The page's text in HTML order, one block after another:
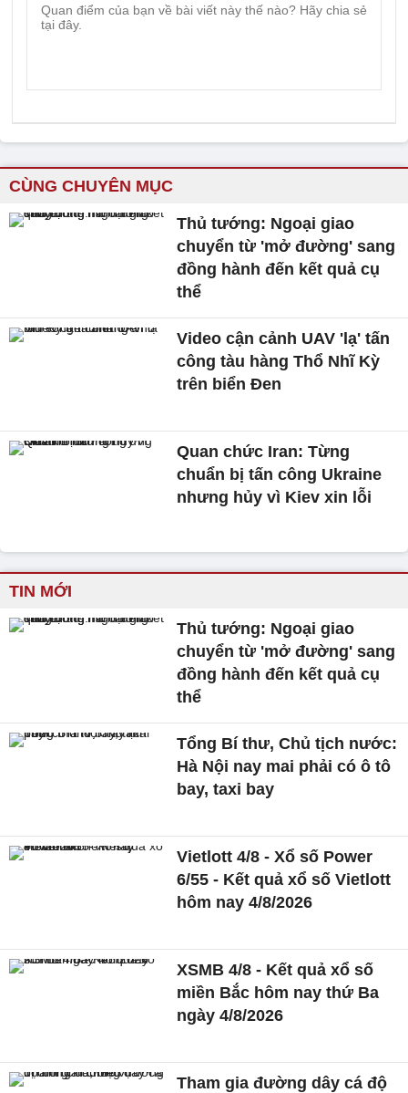
CÙNG CHUYÊN MỤC
Thủ tướng: Ngoại giao
chuyển từ 'mở đường' sang
đồng hành đến kết quả cụ
thể
Video cận cảnh UAV 'lạ' tấn
công tàu hàng Thổ Nhĩ Kỳ
trên biển Đen
Quan chức Iran: Từng
chuẩn bị tấn công Ukraine
nhưng hủy vì Kiev xin lỗi
TIN MỚI
Thủ tướng: Ngoại giao
chuyển từ 'mở đường' sang
đồng hành đến kết quả cụ
thể
Tổng Bí thư, Chủ tịch nước:
Hà Nội nay mai phải có ô tô
bay, taxi bay
Vietlott 4/8 - Xổ số Power
6/55 - Kết quả xổ số Vietlott
hôm nay 4/8/2026
XSMB 4/8 - Kết quả xổ số
miền Bắc hôm nay thứ Ba
ngày 4/8/2026
Tham gia đường dây cá độ